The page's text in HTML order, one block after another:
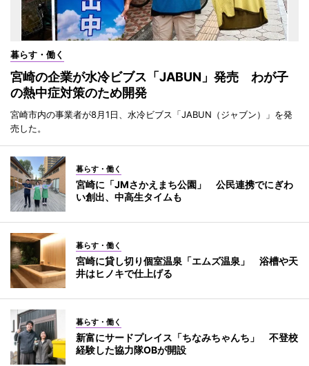
暮らす・働く
宮崎の企業が水冷ビブス「JABUN」発売 わが子
の熱中症対策のため開発
宮崎市内の事業者が8月1日、水冷ビブス「JABUN（ジャブン）」を発
売した。
暮らす・働く
宮崎に「JMさかえまち公園」 公民連携でにぎわ
い創出、中高生タイムも
暮らす・働く
宮崎に貸し切り個室温泉「エムズ温泉」 浴槽や天
井はヒノキで仕上げる
暮らす・働く
新富にサードプレイス「ちなみちゃんち」 不登校
経験した協力隊OBが開設